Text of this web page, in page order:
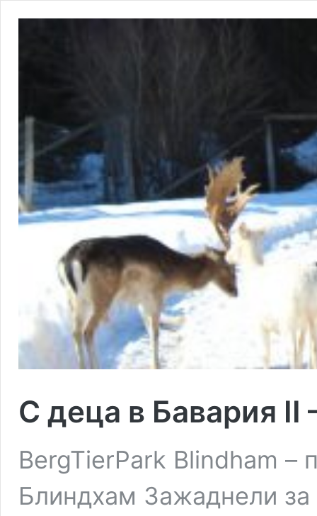
С деца в Бавария II
BergTierPark Blindham –
Блиндхам Зажаднели